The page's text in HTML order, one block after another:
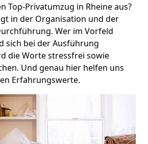
Top-Privatumzug in Rheine aus?
in der Organisation und der
Wer im Vorfeld
sich bei der Ausführung
die Worte stressfrei sowie
Und genau hier helfen uns
Erfahrungswerte.